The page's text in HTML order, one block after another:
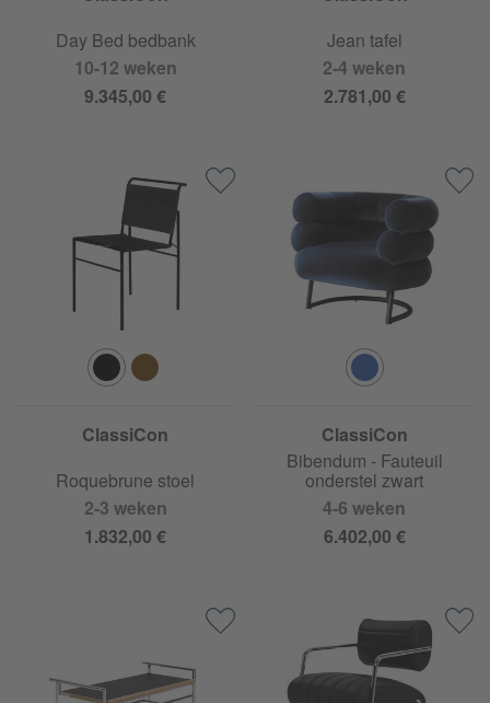
Day Bed bedbank
10-12 weken
9.345,00 €
Jean tafel
2-4 weken
2.781,00 €
ClassiCon
Roquebrune stoel
2-3 weken
1.832,00 €
ClassiCon
Bibendum - Fauteuil
onderstel zwart
4-6 weken
6.402,00 €